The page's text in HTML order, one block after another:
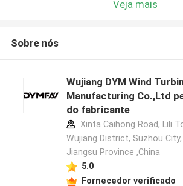
Veja mais
Sobre nós
Wujiang DYM Wind
Manufacturing Co.,Ltd
do fabricante
Xinta Caihong Road, Lili
Wujiang District, Suzhou City,
Jiangsu Province ,China
5.0
Fornecedor verificado